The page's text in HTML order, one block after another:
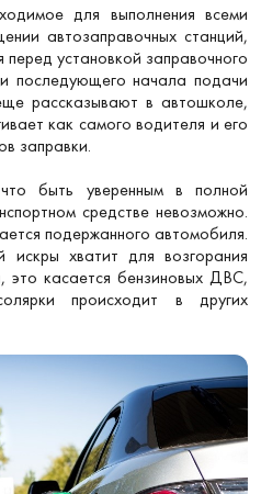
для выполнения всеми
автозаправочных станций,
установкой заправочного
последующего начала подачи
рассказывают в автошколе,
как самого водителя и его
заправки.
быть уверенным в полной
средстве невозможно.
подержанного автомобиля.
хватит для возгорания
это касается бензиновых ДВС,
происходит в других